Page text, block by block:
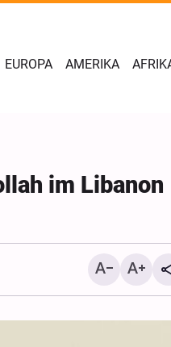
EUROPA AMERIKA
im Libanon
Yahya Sari: Wir haben die